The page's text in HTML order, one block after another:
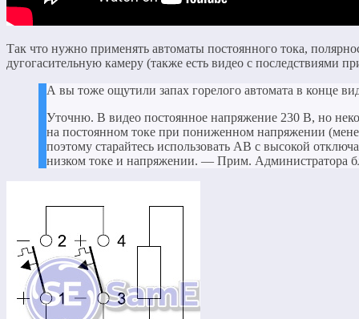
Так что нужно применять автоматы постоянного тока,
дугогасительную камеру (также есть видео с последствиями
А вы тоже ощутили запах горелого автомата в конце
Уточню. В видео постоянное напряжение 230 В, но
на постоянном токе при пониженном напряжении
поэтому старайтесь использовать АВ с высокой
низком токе и напряжении. — Прим. Администратора